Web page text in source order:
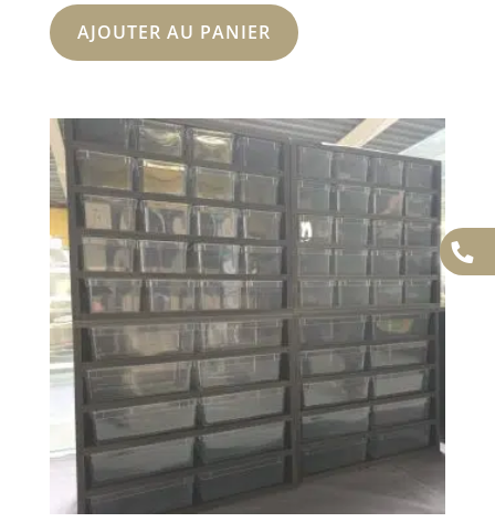
AJOUTER AU PANIER